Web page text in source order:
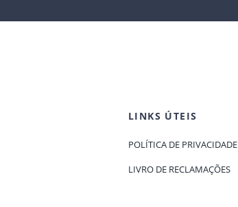
LINKS ÚTEIS
POLÍTICA DE PRIVACIDADE
LIVRO DE RECLAMAÇÕES